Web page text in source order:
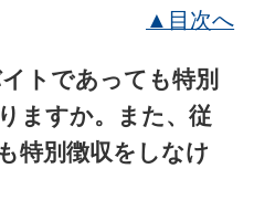
▲目次へ
トであっても特別
ますか。また、従
特別徴収をしなけ